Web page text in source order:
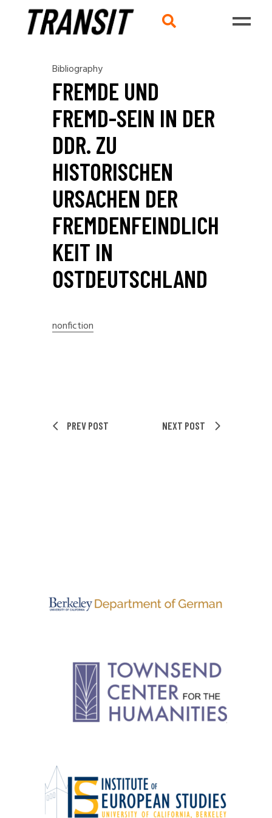
Bibliography
FREMDE UND
FREMD-SEIN IN DER
DDR. ZU
HISTORISCHEN
URSACHEN DER
FREMDENFEINDLICH
KEIT IN
OSTDEUTSCHLAND
nonfiction
PREV POST NEXT POST